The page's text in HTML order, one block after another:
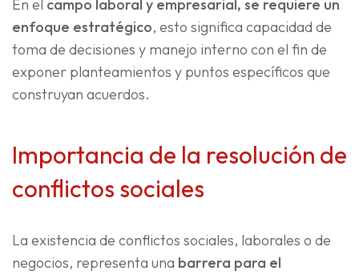
En el campo laboral y empresarial, se requiere un
enfoque estratégico, esto significa capacidad de
toma de decisiones y manejo interno con el fin de
exponer planteamientos y puntos específicos que
construyan acuerdos.
Importancia de la resolución de
conflictos sociales
La existencia de conflictos sociales, laborales o de
negocios, representa una barrera para el